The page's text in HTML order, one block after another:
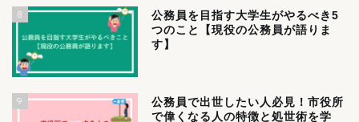
8
公務員を目指す大学生がやるべき5
つのこと【現役の公務員が語りま
す】
9
公務員で出世したい人必見！市役所
で偉くなる人の特徴と処世術を学